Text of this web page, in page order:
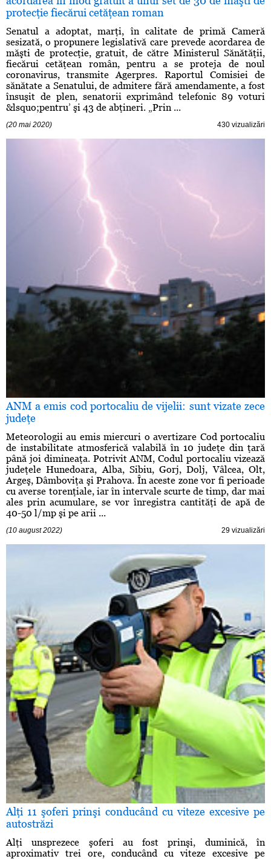
protecţie fiecărui cetăţean roman
Senatul a adoptat, marţi, în calitate de primă Cameră
sesizată, o propunere legislativă care prevede acordarea de
măşti de protecţie, gratuit, de către Ministerul Sănătăţii,
fiecărui cetăţean român, pentru a se proteja de noul
coronavirus, transmite Agerpres. Raportul Comisiei de
sănătate a Senatului, de admitere fără amendamente, a fost
însuşit de plen, senatorii exprimând telefonic 89 voturi
&lsquo;pentru’ şi 43 de abţineri. „Prin ...
(20 mai 2020) 430 vizualizări
ANM a emis cod portocaliu de vijelii: sunt vizate zece
judeţe
Meteorologii au emis miercuri o avertizare Cod portocaliu
de instabilitate atmosferică valabilă în 10 judeţe din ţară
până joi dimineaţa. Potrivit ANM, Codul portocaliu vizează
judeţele Hunedoara, Alba, Sibiu, Gorj, Dolj, Vâlcea, Olt,
Argeş, Dâmboviţa şi Prahova. În aceste zone vor fi perioade
cu averse torenţiale, iar în intervale scurte de timp, dar mai
ales prin acumulare, se vor înregistra cantităţi de apă de
40-50 l/mp şi pe arii ...
(10 august 2022) 29 vizualizări
Alţi 11 şoferi prinşi conducând cu viteze excesive pe
autostrăzi
Alţi unsprezece şoferi au fost prinşi, duminică, în
aproximativ trei ore, conducând cu viteze excesive pe